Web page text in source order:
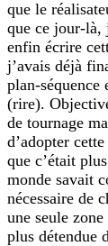
que le
que ce jour-là,
enfin écrire
j’avais déjà
plan-séquence
(rire).
de tournage
d’adopter
que c’était
monde savait
nécessaire de
une seule
plus détendue